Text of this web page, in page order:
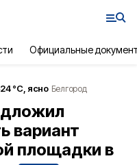
Официальные
24°С, ясно Белгород
вариант
площадки в